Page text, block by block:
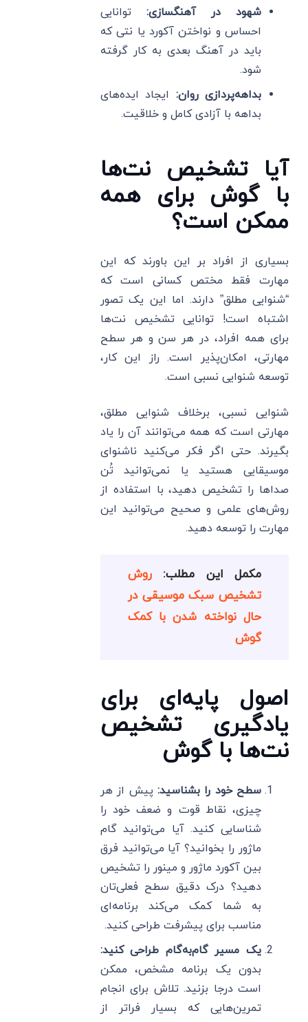
شهود در آهنگسازی: توانایی
احساس و نواختن آکورد یا نتی که
باید در آهنگ بعدی به کار گرفته
شود.
بداهه‌پردازی روان: ایجاد ایده‌های
بداهه با آزادی کامل و خلاقیت.
آیا تشخیص نت‌ها
با گوش برای همه
ممکن است؟
بسیاری از افراد بر این باورند که این
مهارت فقط مختص کسانی است که
“شنوایی مطلق” دارند. اما این یک تصور
اشتباه است! توانایی تشخیص نت‌ها
برای همه افراد، در هر سن و هر سطح
مهارتی، امکان‌پذیر است. راز این کار،
توسعه شنوایی نسبی است.
شنوایی نسبی، برخلاف شنوایی مطلق،
مهارتی است که همه می‌توانند آن را یاد
بگیرند. حتی اگر فکر می‌کنید ناشنوای
موسیقایی هستید یا نمی‌توانید تُن
صداها را تشخیص دهید، با استفاده از
روش‌های علمی و صحیح می‌توانید این
مهارت را توسعه دهید.
مکمل این مطلب:روش
تشخیص سبک موسیقی در
حال نواخته شدن با کمک
گوش
اصول پایه‌ای برای
یادگیری تشخیص
نت‌ها با گوش
سطح خود را بشناسید: پیش از هر
چیزی، نقاط قوت و ضعف خود را
شناسایی کنید. آیا می‌توانید گام
ماژور را بخوانید؟ آیا می‌توانید فرق
بین آکورد ماژور و مینور را تشخیص
دهید؟ درک دقیق سطح فعلی‌تان
به شما کمک می‌کند برنامه‌ای
مناسب برای پیشرفت طراحی کنید.
یک مسیر گام‌به‌گام طراحی کنید:
بدون یک برنامه مشخص، ممکن
است درجا بزنید. تلاش برای انجام
تمرین‌هایی که بسیار فراتر از